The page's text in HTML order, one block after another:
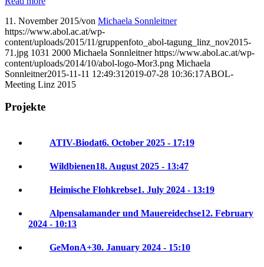
11. November 2015/von Michaela Sonnleitner
https://www.abol.ac.at/wp-
content/uploads/2015/11/gruppenfoto_abol-tagung_linz_nov2015-
71.jpg 1031 2000 Michaela Sonnleitner https://www.abol.ac.at/wp-
content/uploads/2014/10/abol-logo-Mor3.png Michaela
Sonnleitner2015-11-11 12:49:31 2019-07-28 10:36:17ABOL-
Meeting Linz 2015
Projekte
ATIV-Biodat6. October 2025 - 17:19
Wildbienen18. August 2025 - 13:47
Heimische Flohkrebse1. July 2024 - 13:19
Alpensalamander und Mauereidechse12. February
2024 - 10:13
GeMonA+30. January 2024 - 15:10